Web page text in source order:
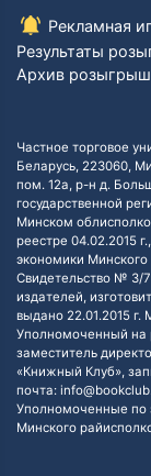
Рекламная
Результаты
Архив
Частное торговое
Беларусь, 223060,
пом. 12а, р-н д.
государственной
Минском
реестре 04.02.2015
экономики
Свидетельство № 3/
издателей,
выдано 22.01.2015
Уполномоченный на
заместитель
«Книжный Клуб»,
почта:
Уполномоченные по
Минского